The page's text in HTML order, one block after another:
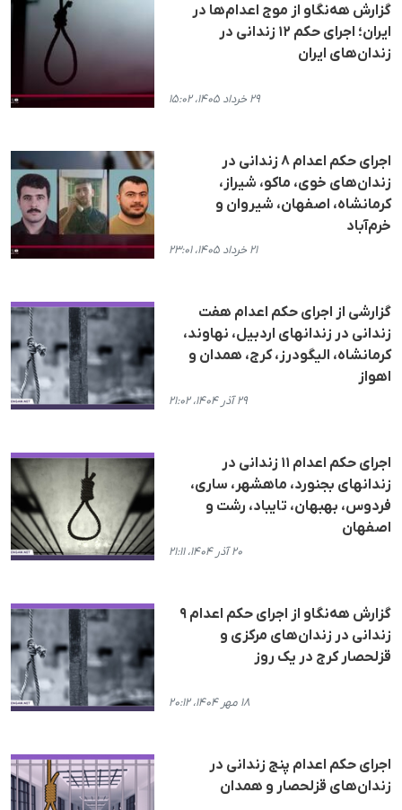
گزارش هه‌نگاو از موج اعدام‌ها در
ایران؛ اجرای حکم ۱۲ زندانی در
زندان‌های ایران
۲۹ خرداد ۱۴۰۵، ۱۵:۰۲
اجرای حکم اعدام ۸ زندانی در
زندان‌های خوی، ماکو، شیراز،
کرمانشاه، اصفهان، شیروان و
خرم‌آباد
۲۱ خرداد ۱۴۰۵، ۲۳:۰۱
گزارشی از اجرای حکم اعدام هفت
زندانی در زندانهای اردبیل، نهاوند،
کرمانشاە، الیگودرز، کرج، همدان و
اهواز
۲۹ آذر ۱۴۰۴، ۲۱:۰۲
اجرای حکم اعدام ١١ زندانی در
زندانهای بجنورد، ماهشهر، ساری،
فردوس، بهبهان، تایباد، رشت و
اصفهان
۲۰ آذر ۱۴۰۴، ۲۱:۱۱
گزارش هه‌نگاو از اجرای حکم اعدام ٩
زندانی در زندان‌های مرکزی و
قزلحصار کرج در یک روز
۱۸ مهر ۱۴۰۴، ۲۰:۱۲
اجرای حکم اعدام پنج زندانی در
زندان‌های قزلحصار و همدان